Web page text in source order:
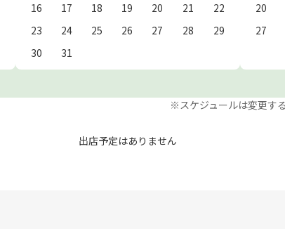
16
17 18 19 20 21
22
23
24 25 26 27 28
29
30
31
20
27
※スケジュールは変更す
出店予定はありません